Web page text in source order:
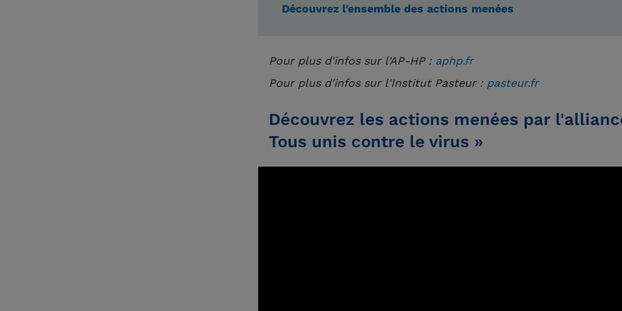
Découvrez l'ensemble des actions menées
Pour plus d'infos sur l'AP-HP : aphp.fr
Pour plus d'infos sur l'Institut Pasteur : pasteur.fr
Découvrez les actions menées par
Tous unis contre le virus »